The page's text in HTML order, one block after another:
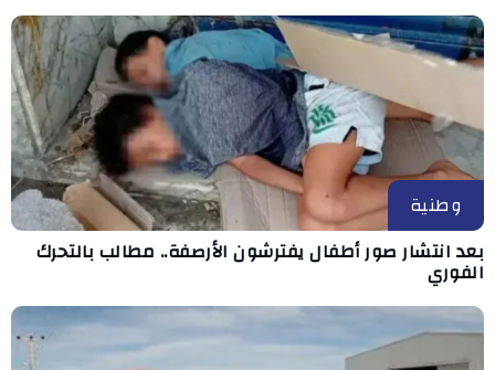
وطنية
بعد انتشار صور أطفال يفترشون الأرصفة.. مطالب بالتحرك
الفوري